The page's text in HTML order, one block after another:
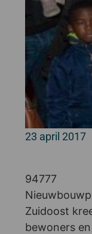
23 april 2017
94777
Zuidoost
bewoners